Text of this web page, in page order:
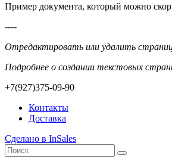
Пример документа, который можно
----
Отредактировать или удалить
Подробнее о создании текстовых
+7(927)375-09-90
Контакты
Доставка
Сделано в InSales